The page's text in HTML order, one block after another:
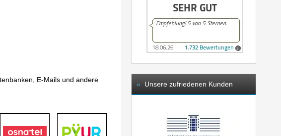
E-Mails und andere
» Unsere zufriedenen Kunden